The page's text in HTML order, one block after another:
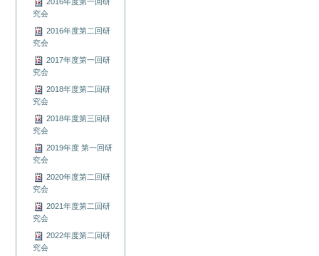
究会
2016年度第二回研
究会
2017年度第一回研
究会
2018年度第二回研
究会
2018年度第三回研
究会
2019年度 第一回研
究会
2020年度第二回研
究会
2021年度第二回研
究会
2022年度第二回研
究会